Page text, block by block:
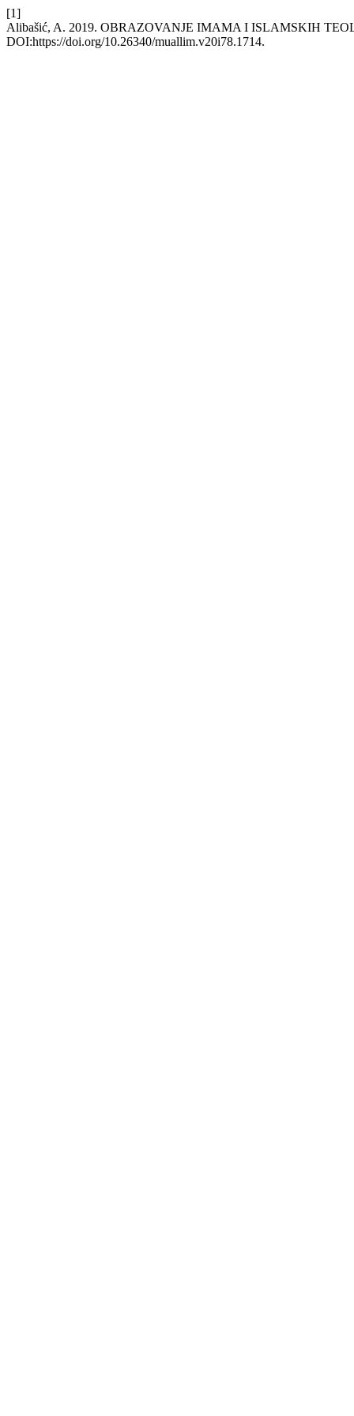
[1]
Alibašić, A. 2019. OBRAZOVANJE IMAMA I ISLAMSKIH
DOI:https://doi.org/10.26340/muallim.v20i78.1714.